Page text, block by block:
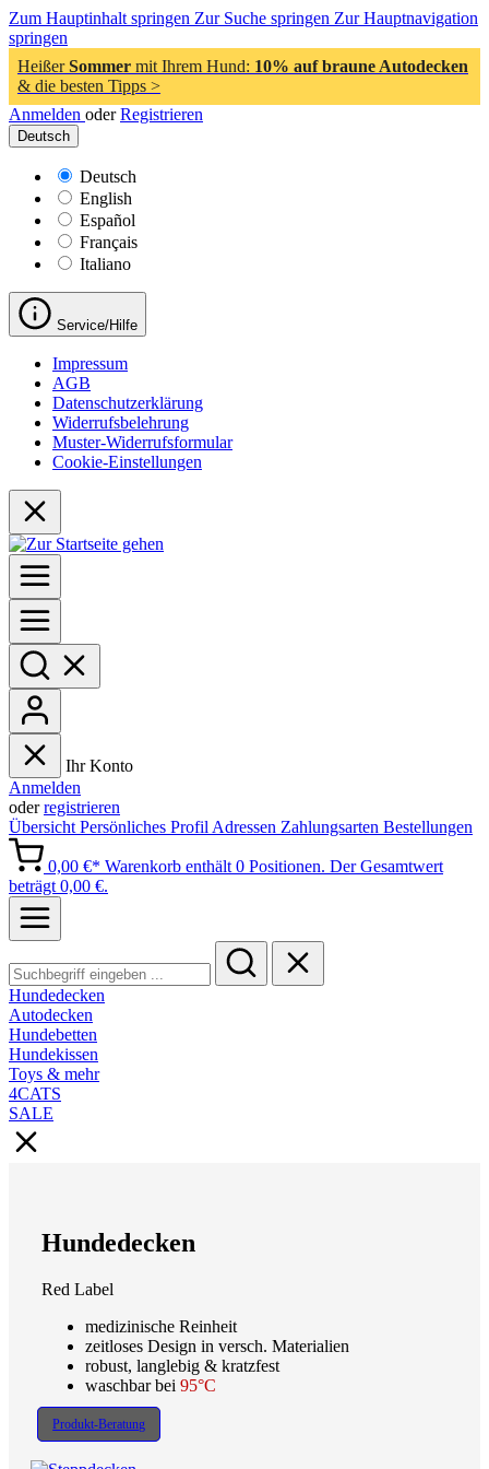
Zum Hauptinhalt springen Zur Suche springen Zur Hauptnavigation
springen
HeißerSommer mit Ihrem Hund: 10% auf braune Autodecken
& die besten Tipps >
Anmelden oder Registrieren
Deutsch
Deutsch
English
Español
Français
Italiano
Service/Hilfe
Impressum
AGB
Datenschutzerklärung
Widerrufsbelehrung
Muster-Widerrufsformular
Cookie-Einstellungen
Ihr Konto
Anmelden
oderregistrieren
Übersicht Persönliches Profil Adressen Zahlungsarten Bestellungen
0,00 €* Warenkorb enthält 0 Positionen. Der Gesamtwert
beträgt 0,00 €.
Hundedecken
Autodecken
Hundebetten
Hundekissen
Toys & mehr
4CATS
SALE
Hundedecken
Red Label
medizinische Reinheit
zeitloses Design in versch. Materialien
robust, langlebig & kratzfest
waschbar bei 95°C
Produkt-Beratung